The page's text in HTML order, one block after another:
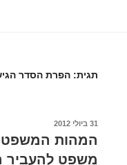
תגית: הפרת הסדר
פורסם
31 ביולי 2012
המהות
משפט להעביר